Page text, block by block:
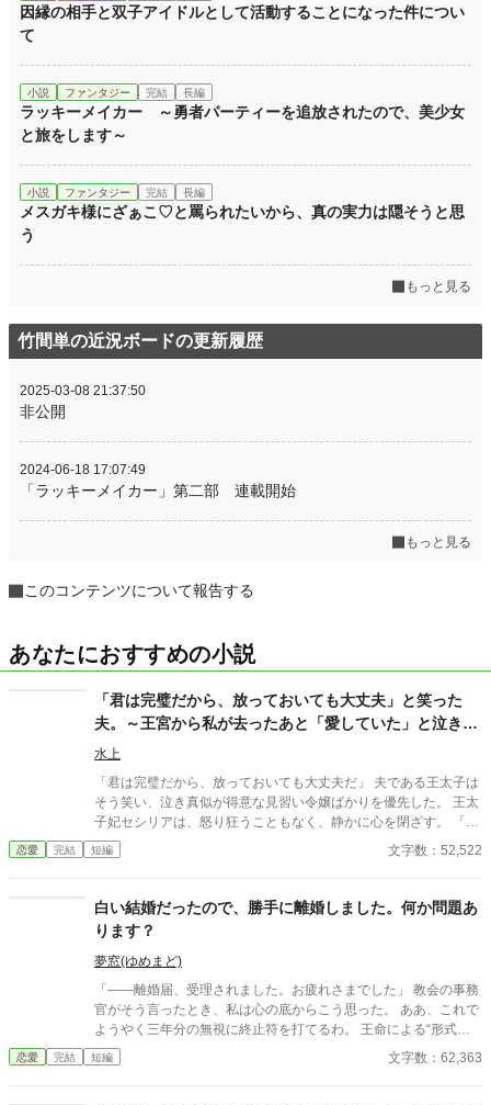
因縁の相手と双子アイドルとして活動することになった件につい
て
小説 ファンタジー 完結 長編
ラッキーメイカー ～勇者パーティーを追放されたので、美少女
と旅をします～
小説 ファンタジー 完結 長編
メスガキ様にざぁこ♡と罵られたいから、真の実力は隠そうと思
う
もっと見る
竹間単の近況ボードの更新履歴
2025-03-08 21:37:50
非公開
2024-06-18 17:07:49
「ラッキーメイカー」第二部 連載開始
もっと見る
このコンテンツについて報告する
あなたにおすすめの小説
「君は完璧だから、放っておいても大丈夫」と笑った
夫。～王宮から私が去ったあと「愛していた」と泣きつ
いても、もう手遅れです～
水上
「君は完璧だから、放っておいても大丈夫だ」 夫である王太子は
そう笑い、泣き真似が得意な見習い令嬢ばかりを優先した。 王太
子妃セシリアは、怒り狂うこともなく、静かに心を閉ざす。 「左
様でございますか」 彼女は夫への期待というノイズを遮断し、離
縁の準備を始めた。
恋愛 完結 短編 文字数：52,522
白い結婚だったので、勝手に離婚しました。何か問題あ
ります？
夢窓(ゆめまど)
「――離婚届、受理されました。お疲れさまでした」 教会の事務
官がそう言ったとき、私は心の底からこう思った。 ああ、これで
ようやく三年分の無視に終止符を打てるわ。 王命による“形式結
婚”。 夫の顔も知らず、手紙もなし、戦地から帰ってきたという
噂すらない。 だから、はい、離婚。勝手に。 白い結婚だったの
恋愛 完結 短編 文字数：62,363